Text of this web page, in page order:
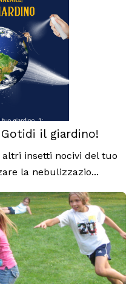
il giardino!
insetti nocivi del tuo
la nebulizzazio...